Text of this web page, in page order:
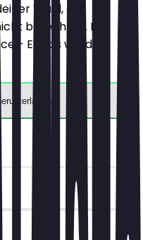
Wahl, das
berechnet. Nur
- Extras werden